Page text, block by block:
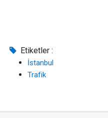
Etiketler :
İstanbul
Trafik